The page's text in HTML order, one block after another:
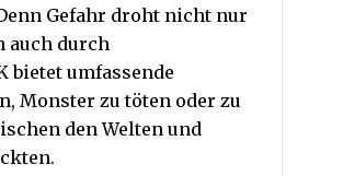
Gefahr droht nicht nur
auch durch
bietet umfassende
Monster zu töten oder zu
den Welten und